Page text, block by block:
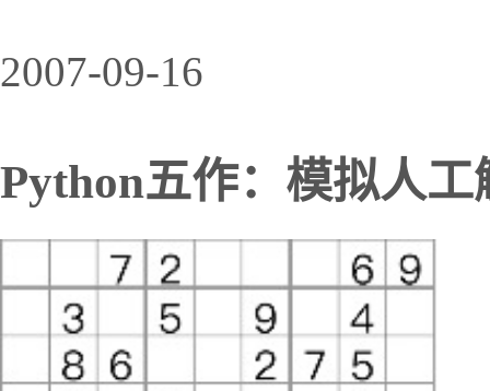
2007-09-16
Python五作：模拟人